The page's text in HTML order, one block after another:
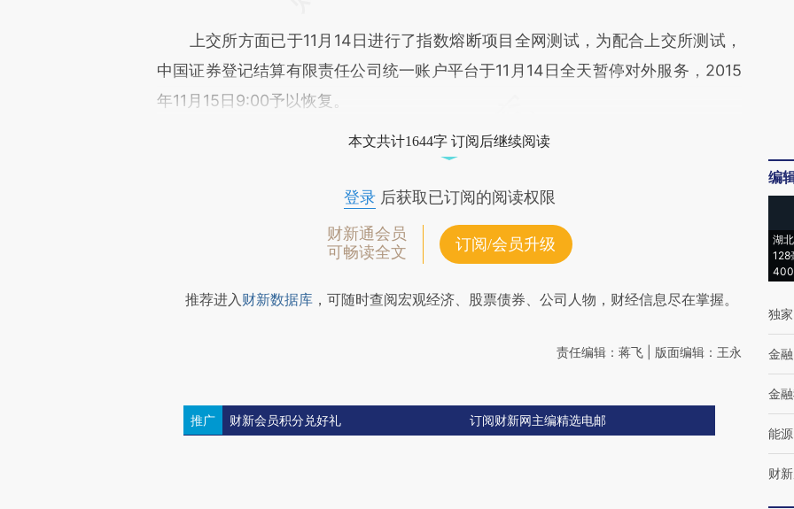
上交所方面已于11月14日进行了指数熔断项目全网测试，为配合上交所测试，
中国证券登记结算有限责任公司统一账户平台于11月14日全天暂停对外服务，2015
年11月15日9:00予以恢复。
本文共计1644字 订阅后继续阅读
登录后获取已订阅的阅读权限
财新通会员
可畅读全文
订阅/会员升级
推荐进入财新数据库 ，可随时查阅宏观经济、股票债券、公司人物，财经信息尽在掌握。
责任编辑：蒋飞 | 版面编辑：王永
推广 财新会员积分兑好礼 订阅财新网主编精选电邮
编
湖
128
独家
金融
金
能源
财